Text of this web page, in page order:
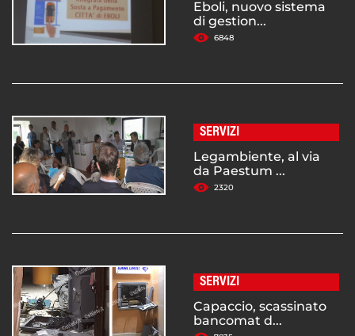
Eboli, nuovo sistema
di gestion...
6848
SERVIZI
Legambiente, al via
da Paestum ...
2320
SERVIZI
Capaccio, scassinato
bancomat d...